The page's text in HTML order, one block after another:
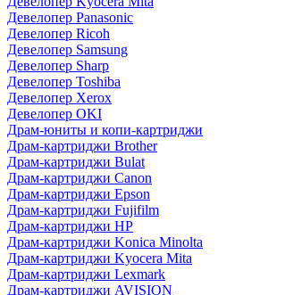
Девелопер Panasonic
Девелопер Ricoh
Девелопер Samsung
Девелопер Sharp
Девелопер Toshiba
Девелопер Xerox
Девелопер OKI
Драм-юниты и копи-картриджи
Драм-картриджи Brother
Драм-картриджи Bulat
Драм-картриджи Canon
Драм-картриджи Epson
Драм-картриджи Fujifilm
Драм-картриджи HP
Драм-картриджи Konica Minolta
Драм-картриджи Kyocera Mita
Драм-картриджи Lexmark
Драм-картриджи AVISION